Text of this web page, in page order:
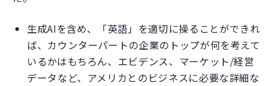
生成AIを含め、「英語」を適切に操ることができれ
ば、カウンターパートの企業のトップが何を考えて
いるかはもちろん、エビデンス、マーケット/経営
データなど、アメリカとのビジネスに必要な詳細な